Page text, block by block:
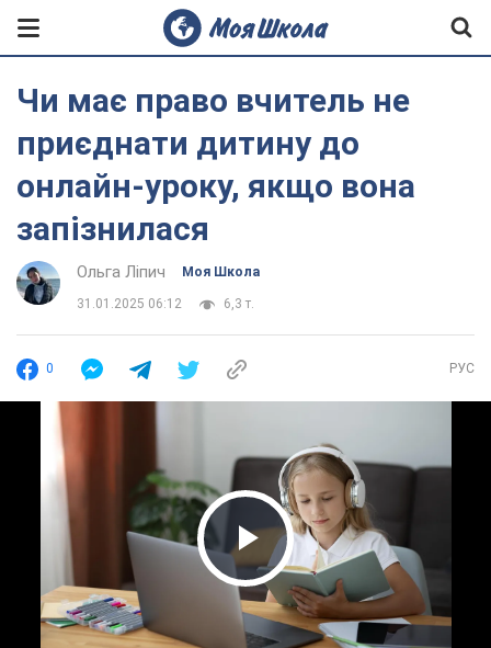
Чи має право вчитель не
приєднати дитину до
онлайн-уроку, якщо вона
запізнилася
Ольга Ліпич Моя Школа
31.01.2025 06:12 6,3 т.
0 РУС
Play Video